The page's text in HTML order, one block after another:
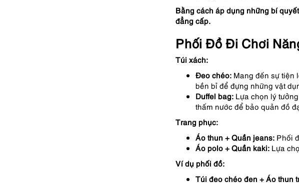
Bằng cách áp dụng những bí
đẳng cấp.
Phối Đồ Đi Chơi
Túi xách:
Đeo chéo: Mang đến sự tiện
bền bỉ để đựng những vật
Duffel bag: Lựa chọn lý
thấm nước để bảo quản đồ
Trang phục:
Áo thun + Quần jeans: Phối
Áo polo + Quần kaki: Lựa
Ví dụ phối đồ:
Túi đeo chéo đen + Áo thun